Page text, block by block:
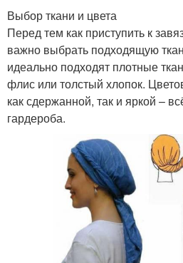
Выбор ткани и цвета
Перед тем как приступить к
важно выбрать подходящую
идеально подходят плотные
флис или толстый хлопок.
как сдержанной, так и яркой –
гардероба.